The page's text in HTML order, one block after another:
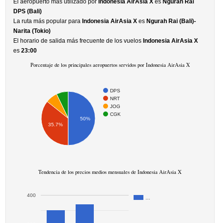
El aeropuerto más utilizado por Indonesia AirAsia X es Ngurah Rai
DPS (Bali)
La ruta más popular para Indonesia AirAsia X es Ngurah Rai (Bali)-
Narita (Tokio)
El horario de salida más frecuente de los vuelos Indonesia AirAsia X
es23:00
Porcentaje de los principales aeropuertos servidos por Indonesia AirAsia X
DPS
NRT
JOG
CGK
35.7%
50%
Tendencia de los precios medios mensuales de Indonesia AirAsia X
400